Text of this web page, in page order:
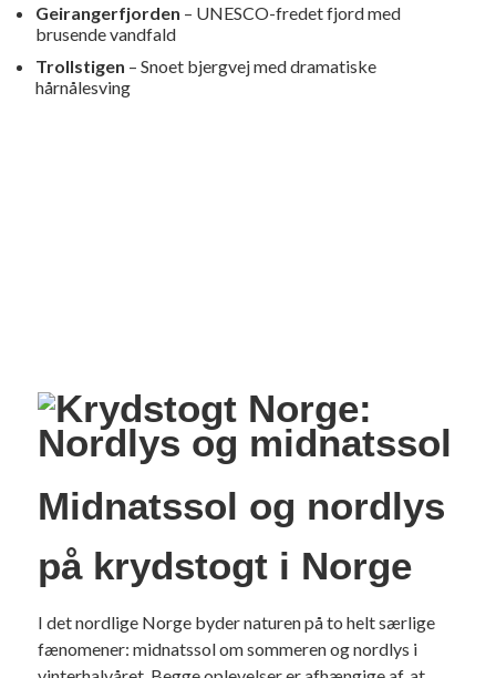
Geirangerfjorden – UNESCO-fredet fjord med
brusende vandfald
Trollstigen – Snoet bjergvej med dramatiske
hårnålesving
Midnatssol og nordlys
på krydstogt i Norge
I det nordlige Norge byder naturen på to helt særlige
fænomener: midnatssol om sommeren og nordlys i